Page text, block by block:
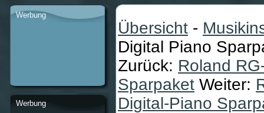
Übersicht -
Digital Piano
Zurück: Roland
Sparpaket Weiter:
Digital-Piano
Werbung
Werbung